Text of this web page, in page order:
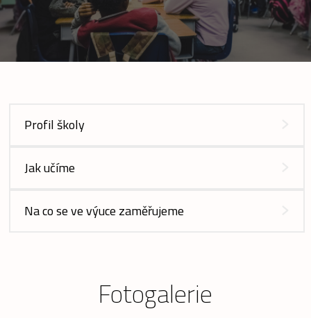
Profil školy
Jak učíme
Na co se ve výuce zaměřujeme
Fotogalerie